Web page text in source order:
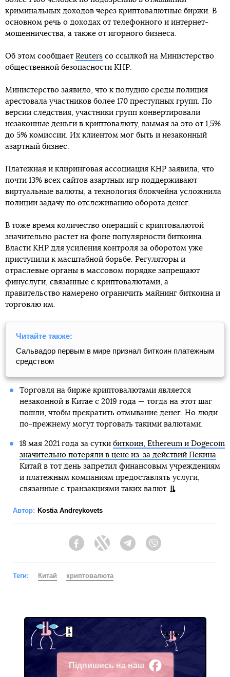
криминальных доходов через криптовалютные биржи. В
основном речь о доходах от телефонного и интернет-
мошенничества, а также от игорного бизнеса.
Об этом сообщает Reuters со ссылкой на Министерство
общественной безопасности КНР.
Министерство заявило, что к полудню среды полиция
арестовала участников более 170 преступных групп. По
версии следствия, участники групп конвертировали
незаконные деньги в криптовалюту, взымая за это от 1,5%
до 5% комиссии. Их клиентом мог быть и незаконный
азартный бизнес.
Платежная и клиринговая ассоциация КНР заявила, что
почти 13% всех сайтов азартных игр поддерживают
виртуальные валюты, а технология блокчейна усложнила
полиции задачу по отслеживанию оборота денег.
В тоже время количество операций с криптовалютой
значительно растет на фоне популярности биткоина.
Власти КНР для усиления контроля за оборотом уже
приступили к масштабной борьбе. Регуляторы и
отраслевые органы в массовом порядке запрещают
финуслуги, связанные с криптовалютами, а
правительство намерено ограничить майнинг биткоина и
торговлю им.
Читайте также:
Сальвадор первым в мире признал биткоин платежным
средством
Торговля на бирже криптовалютами является
незаконной в Китае с 2019 года — тогда на этот шаг
пошли, чтобы прекратить отмывание денег. Но люди
по-прежнему могут торговать такими валютами.
18 мая 2021 года за сутки биткоин, Ethereum и Dogecoin
значительно потеряли в цене из-за действий Пекина.
Китай в тот день запретил финансовым учреждениям
и платежным компаниям предоставлять услуги,
связанные с транзакциями таких валют.
Автор: Kostia Andreykovets
FacebookTwitter Telegram
Теги: Китай криптовалюта
Підпишись на наш
Facebook